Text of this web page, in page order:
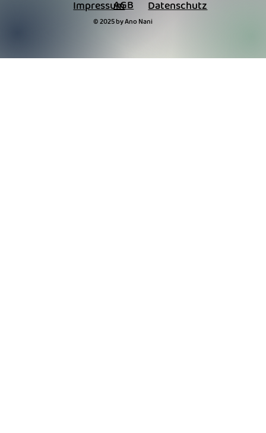
Impressum
AGB Datenschutz
© 2025 by Ano Nani